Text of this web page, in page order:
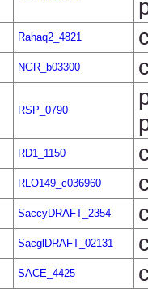
Rahaq2_4821
NGR_b03300
RSP_0790
RD1_1150
RLO149_c036960
SaccyDRAFT_2354
SacglDRAFT_02131
SACE_4425